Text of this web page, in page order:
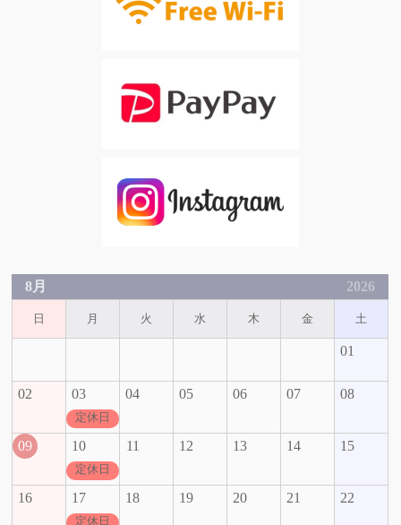
8月 2026
日 月 火 水 木 金 土
01
02 03
定休日
04 05 06 07 08
09 10
定休日
11 12 13 14 15
16 17
定休日
18 19 20 21 22